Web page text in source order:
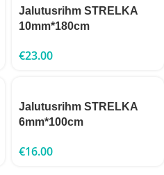
Jalutusrihm STRELKA
10mm*180cm
€23.00
Jalutusrihm STRELKA
6mm*100cm
€16.00